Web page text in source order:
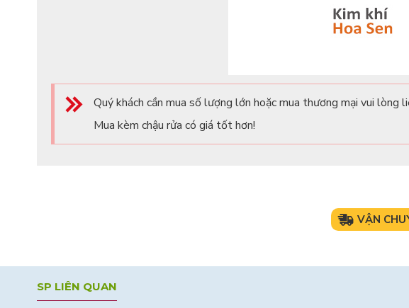
Quý khách cần mua số lượng lớn hoặc mua thương mại vui
Mua kèm chậu rửa có giá tốt hơn!
VẬN
SP LIÊN QUAN